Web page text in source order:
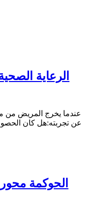
الرعاية
عندما يخرج المريض من
عن تجربته:هل كان
الحوكمة